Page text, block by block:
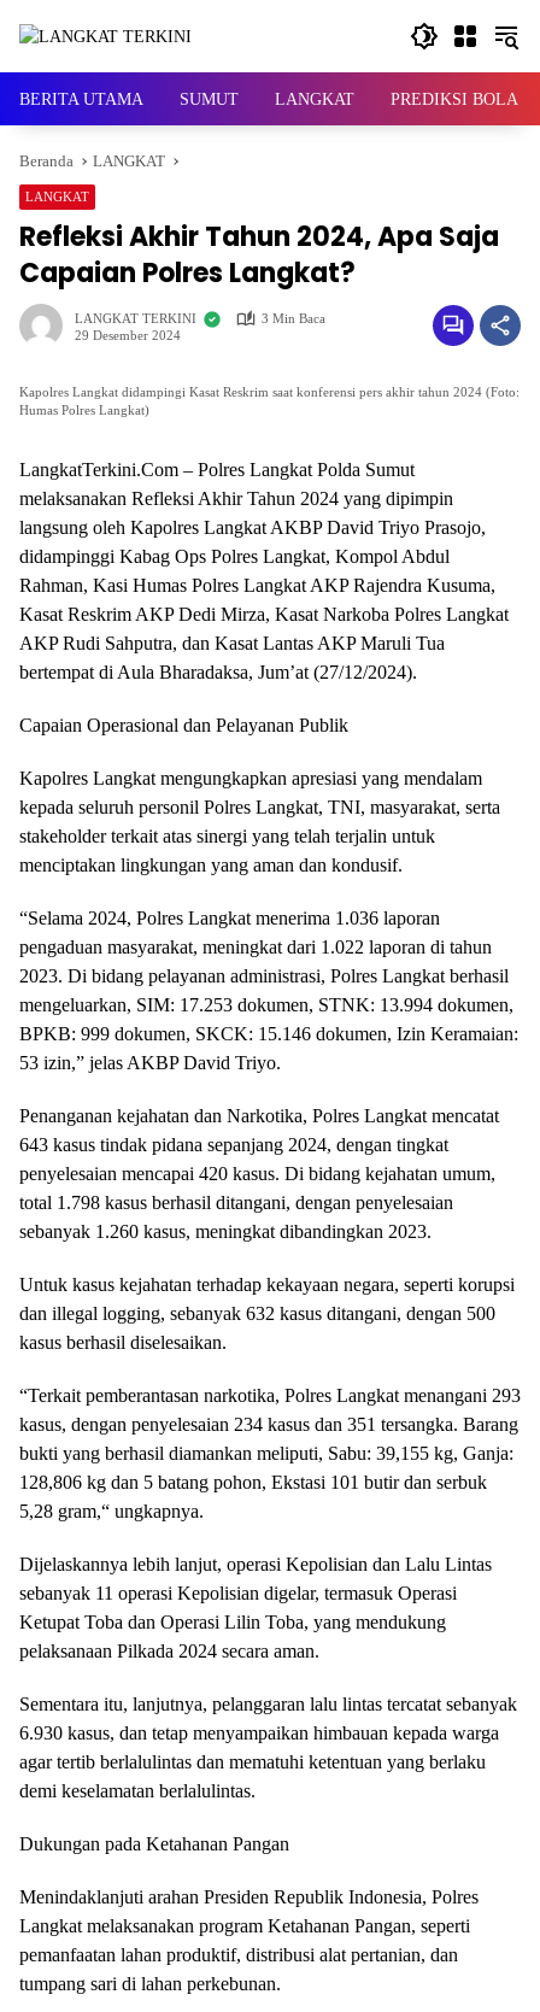
BERITA UTAMA SUMUT LANGKAT PREDIKSI BOLA
Beranda LANGKAT
LANGKAT
Refleksi Akhir Tahun 2024, Apa Saja
Capaian Polres Langkat?
LANGKAT TERKINI
3 Min Baca
29 Desember 2024
Kapolres Langkat didampingi Kasat Reskrim saat konferensi pers akhir tahun 2024 (Foto:
Humas Polres Langkat)
LangkatTerkini.Com – Polres Langkat Polda Sumut
melaksanakan Refleksi Akhir Tahun 2024 yang dipimpin
langsung oleh Kapolres Langkat AKBP David Triyo Prasojo,
didampinggi Kabag Ops Polres Langkat, Kompol Abdul
Rahman, Kasi Humas Polres Langkat AKP Rajendra Kusuma,
Kasat Reskrim AKP Dedi Mirza, Kasat Narkoba Polres Langkat
AKP Rudi Sahputra, dan Kasat Lantas AKP Maruli Tua
bertempat di Aula Bharadaksa, Jum’at (27/12/2024).
Capaian Operasional dan Pelayanan Publik
Kapolres Langkat mengungkapkan apresiasi yang mendalam
kepada seluruh personil Polres Langkat, TNI, masyarakat, serta
stakeholder terkait atas sinergi yang telah terjalin untuk
menciptakan lingkungan yang aman dan kondusif.
“Selama 2024, Polres Langkat menerima 1.036 laporan
pengaduan masyarakat, meningkat dari 1.022 laporan di tahun
2023. Di bidang pelayanan administrasi, Polres Langkat berhasil
mengeluarkan, SIM: 17.253 dokumen, STNK: 13.994 dokumen,
BPKB: 999 dokumen, SKCK: 15.146 dokumen, Izin Keramaian:
53 izin,” jelas AKBP David Triyo.
Penanganan kejahatan dan Narkotika, Polres Langkat mencatat
643 kasus tindak pidana sepanjang 2024, dengan tingkat
penyelesaian mencapai 420 kasus. Di bidang kejahatan umum,
total 1.798 kasus berhasil ditangani, dengan penyelesaian
sebanyak 1.260 kasus, meningkat dibandingkan 2023.
Untuk kasus kejahatan terhadap kekayaan negara, seperti korupsi
dan illegal logging, sebanyak 632 kasus ditangani, dengan 500
kasus berhasil diselesaikan.
“Terkait pemberantasan narkotika, Polres Langkat menangani 293
kasus, dengan penyelesaian 234 kasus dan 351 tersangka. Barang
bukti yang berhasil diamankan meliputi, Sabu: 39,155 kg, Ganja:
128,806 kg dan 5 batang pohon, Ekstasi 101 butir dan serbuk
5,28 gram,“ ungkapnya.
Dijelaskannya lebih lanjut, operasi Kepolisian dan Lalu Lintas
sebanyak 11 operasi Kepolisian digelar, termasuk Operasi
Ketupat Toba dan Operasi Lilin Toba, yang mendukung
pelaksanaan Pilkada 2024 secara aman.
Sementara itu, lanjutnya, pelanggaran lalu lintas tercatat sebanyak
6.930 kasus, dan tetap menyampaikan himbauan kepada warga
agar tertib berlalulintas dan mematuhi ketentuan yang berlaku
demi keselamatan berlalulintas.
Dukungan pada Ketahanan Pangan
Menindaklanjuti arahan Presiden Republik Indonesia, Polres
Langkat melaksanakan program Ketahanan Pangan, seperti
pemanfaatan lahan produktif, distribusi alat pertanian, dan
tumpang sari di lahan perkebunan.